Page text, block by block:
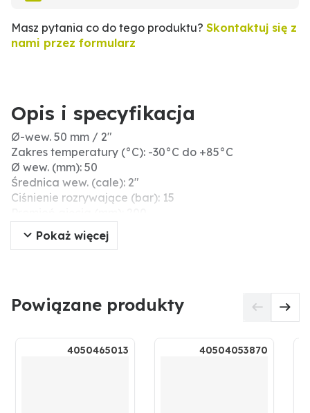
Masz pytania co do tego produktu? Skontaktuj się z
nami przez formularz
Opis i specyfikacja
Ø-wew. 50 mm / 2"
Zakres temperatury (°C): -30°C do +85°C
Ø wew. (mm): 50
Średnica wew. (cale): 2"
Ciśnienie rozrywające (bar): 15
Grubość ścianki (mm): 6
Ø zew. (mm): 62
Długość rolki (m): 40
Pokaż więcej
Powiązane produkty
4050465013 40504053870